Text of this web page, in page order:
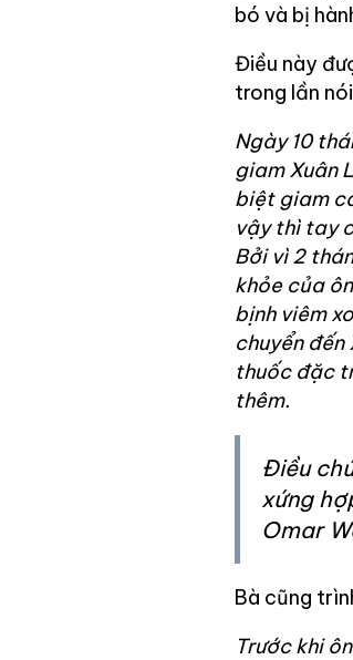
bó và bị
Điều này
trong lần
Ngày 10
giam Xuân
biệt giam
vậy thì tay
Bởi vì 2
khỏe của
bịnh viêm
chuyển
thuốc đặc
thêm.
Điều
xứng
Omar
Bà cũng
Trước khi